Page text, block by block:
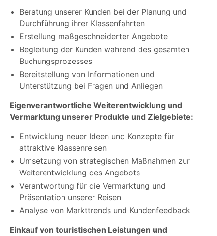
Beratung unserer Kunden bei der Planung und
Durchführung ihrer Klassenfahrten
Erstellung maßgeschneiderter Angebote
Begleitung der Kunden während des gesamten
Buchungsprozesses
Bereitstellung von Informationen und
Unterstützung bei Fragen und Anliegen
Eigenverantwortliche Weiterentwicklung und
Vermarktung unserer Produkte und Zielgebiete:
Entwicklung neuer Ideen und Konzepte für
attraktive Klassenreisen
Umsetzung von strategischen Maßnahmen zur
Weiterentwicklung des Angebots
Verantwortung für die Vermarktung und
Präsentation unserer Reisen
Analyse von Markttrends und Kundenfeedback
Einkauf von touristischen Leistungen und